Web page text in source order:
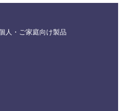
人・ご家庭向け製品